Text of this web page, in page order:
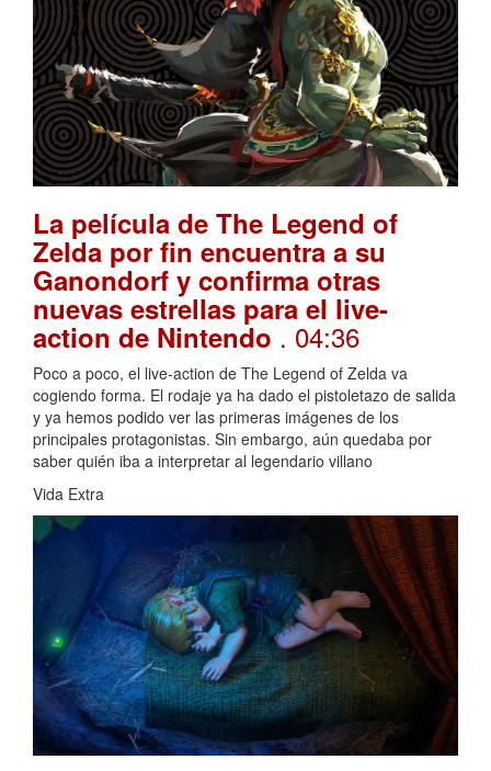
La película de The Legend of
Zelda por fin encuentra a su
Ganondorf y confirma otras
nuevas estrellas para el live-
action de Nintendo . 04:36
Poco a poco, el live-action de The Legend of Zelda va
cogiendo forma. El rodaje ya ha dado el pistoletazo de salida
y ya hemos podido ver las primeras imágenes de los
principales protagonistas. Sin embargo, aún quedaba por
saber quién iba a interpretar al legendario villano
Vida Extra